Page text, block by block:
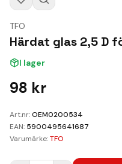
Butik
Kontakt
Kundvagn
TFO
Härdat glas 2,5 D
I lager
98 kr
Art.nr:OEM0200534
EAN: 5900495641687
Varumärke:TFO